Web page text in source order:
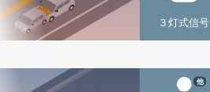
３灯式信号
他